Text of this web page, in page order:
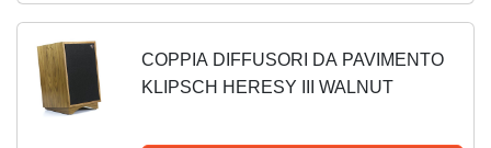
COPPIA DIFFUSORI DA PAVIMENTO
KLIPSCH HERESY III WALNUT